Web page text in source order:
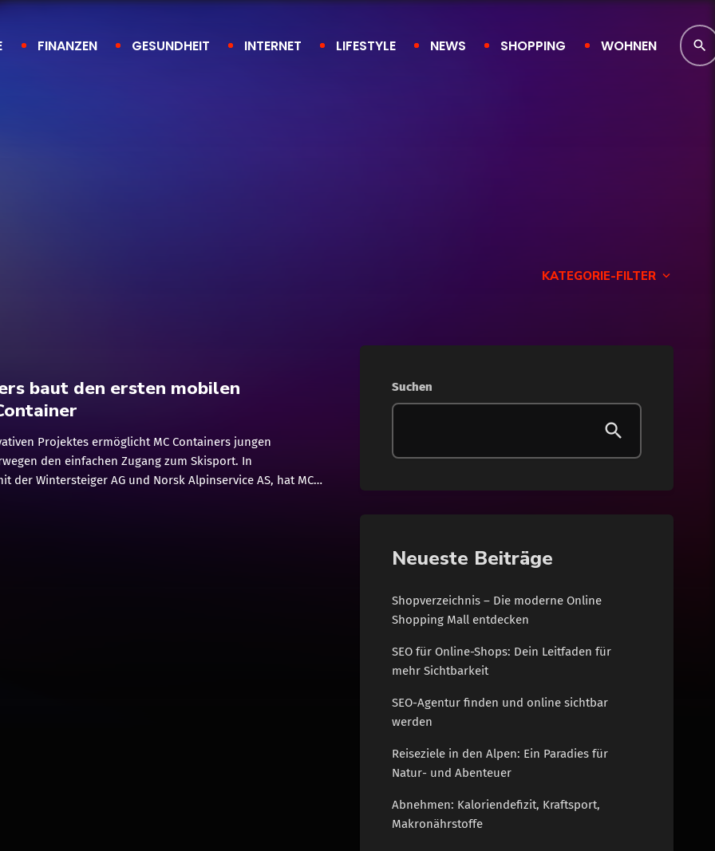
FINANZEN GESUNDHEIT INTERNET LIFESTYLE NEWS SHOPPING WOHNEN search
KATEGORIE-FILTER keyboard_arrow_down
Internet
Lifestyle
Shopping
Wohnen
baut den ersten mobilen
Projektes ermöglicht MC Containers jungen
den einfachen Zugang zum Skisport. In
der Wintersteiger AG und Norsk Alpinservice AS, hat MC
Suchen
Neueste Beiträge
Shopverzeichnis – Die moderne Online
Shopping Mall entdecken
SEO für Online-Shops: Dein Leitfaden für
mehr Sichtbarkeit
SEO-Agentur finden und online sichtbar
werden
Reiseziele in den Alpen: Ein Paradies für
Natur- und Abenteuer
Abnehmen: Kaloriendefizit, Kraftsport,
Makronährstoffe